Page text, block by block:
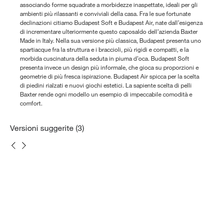
associando forme squadrate a morbidezze inaspettate, ideali per gli
ambienti più rilassanti e conviviali della casa. Fra le sue fortunate
declinazioni citiamo Budapest Soft e Budapest Air, nate dall’esigenza
di incrementare ulteriormente questo caposaldo dell’azienda Baxter
Made in Italy. Nella sua versione più classica, Budapest presenta uno
spartiacque fra la struttura e i braccioli, più rigidi e compatti, e la
morbida cuscinatura della seduta in piuma d’oca. Budapest Soft
presenta invece un design più informale, che gioca su proporzioni e
geometrie di più fresca ispirazione. Budapest Air spicca per la scelta
di piedini rialzati e nuovi giochi estetici. La sapiente scelta di pelli
Baxter rende ogni modello un esempio di impeccabile comodità e
comfort.
Versioni suggerite (3)